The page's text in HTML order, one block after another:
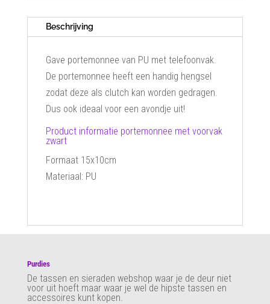
Beschrijving
Gave portemonnee van PU met telefoonvak.
De portemonnee heeft een handig hengsel
zodat deze als clutch kan worden gedragen.
Dus ook ideaal voor een avondje uit!
Product informatie portemonnee met voorvak
zwart
Formaat 15x10cm
Materiaal: PU
Purdies
De tassen en sieraden webshop waar je de deur niet
voor uit hoeft maar waar je wel de hipste tassen en
accessoires kunt kopen.